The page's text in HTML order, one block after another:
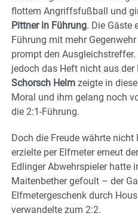
flottem Angriffsfußball und
Pittner in Führung. Die Gäste
Führung mit mehr
prompt den
jedoch das Heft nicht aus
Schorsch Helm zeigte in
Moral und ihm gelang noch
die 2:1-Führung.
Doch die Freude währte
erzielte per Elfmeter erneut
Edlinger Abwehrspieler hatte
Maitenbether gefoult – der
Elfmetergeschenk durch
verwandelte zum 2:2.